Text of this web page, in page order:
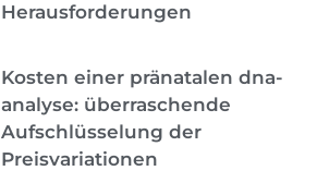
Herausforderungen
Kosten einer pränatalen dna-
analyse: überraschende
Aufschlüsselung der
Preisvariationen